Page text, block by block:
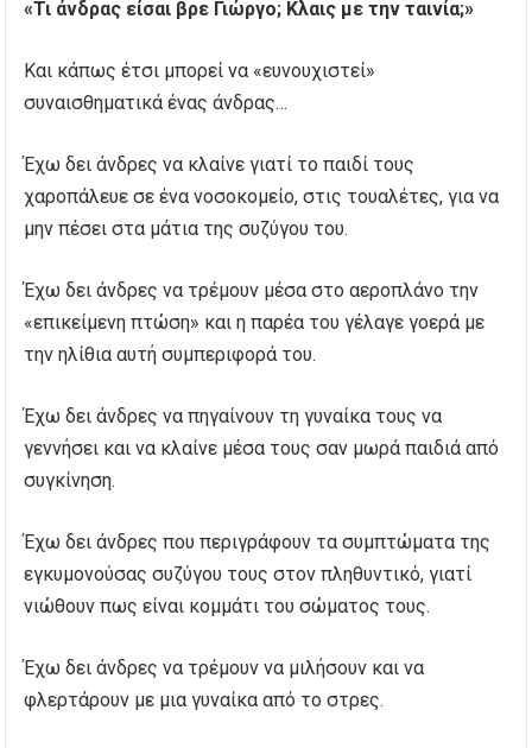
«Τι άνδρας είσαι βρε Γιώργο; Κλαις με την ταινία;»
Και κάπως έτσι μπορεί να «ευνουχιστεί»
συναισθηματικά ένας άνδρας…
Έχω δει άνδρες να κλαίνε γιατί το παιδί τους
χαροπάλευε σε ένα νοσοκομείο, στις τουαλέτες, για να
μην πέσει στα μάτια της συζύγου του.
Έχω δει άνδρες να τρέμουν μέσα στο αεροπλάνο την
«επικείμενη πτώση» και η παρέα του γέλαγε γοερά με
την ηλίθια αυτή συμπεριφορά του.
Έχω δει άνδρες να πηγαίνουν τη γυναίκα τους να
γεννήσει και να κλαίνε μέσα τους σαν μωρά παιδιά από
συγκίνηση.
Έχω δει άνδρες που περιγράφουν τα συμπτώματα της
εγκυμονούσας συζύγου τους στον πληθυντικό, γιατί
νιώθουν πως είναι κομμάτι του σώματος τους.
Έχω δει άνδρες να τρέμουν να μιλήσουν και να
φλερτάρουν με μια γυναίκα από το στρες.